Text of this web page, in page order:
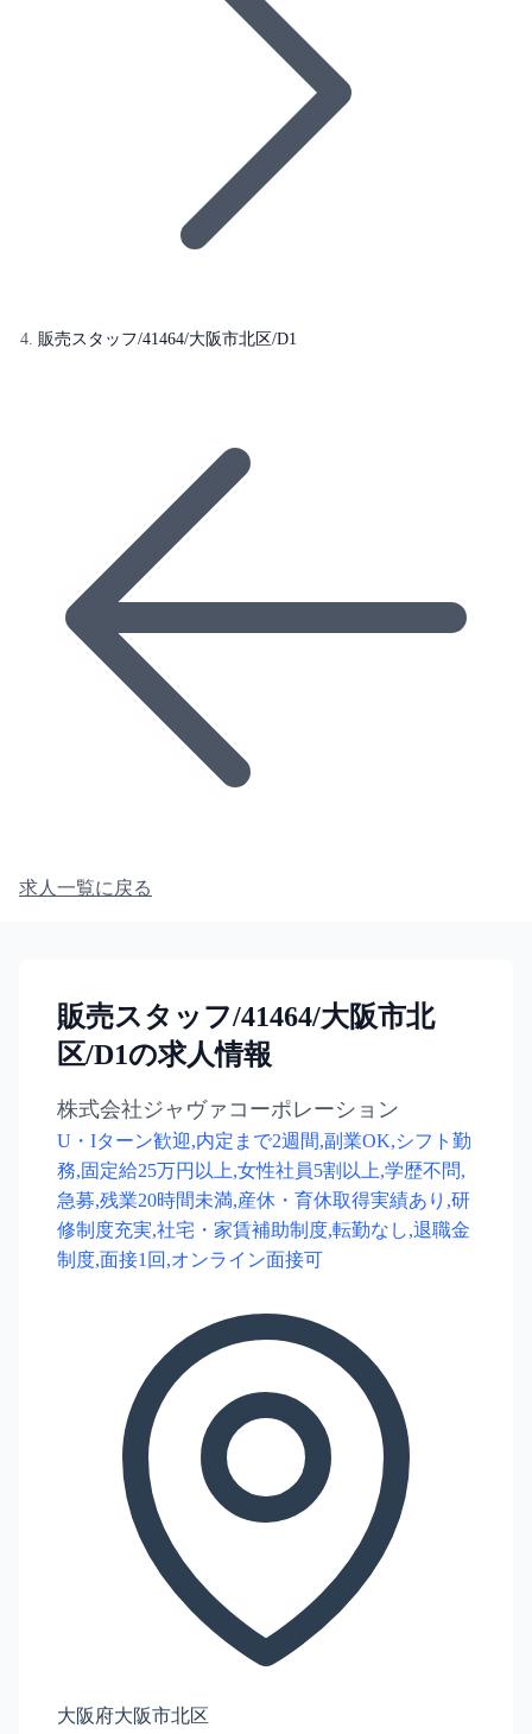
販売スタッフ/41464/大阪市北区/D1
求人一覧に戻る
販売スタッフ/41464/大阪市北
区/D1の求人情報
株式会社ジャヴァコーポレーション
U・Iターン歓迎,内定まで2週間,副業OK,シフト勤
務,固定給25万円以上,女性社員5割以上,学歴不問,
急募,残業20時間未満,産休・育休取得実績あり,研
修制度充実,社宅・家賃補助制度,転勤なし,退職金
制度,面接1回,オンライン面接可
大阪府大阪市北区